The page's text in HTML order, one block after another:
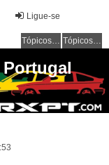
Ligue-se
Tópicos sem resposta Tópicos ativos
Portugal